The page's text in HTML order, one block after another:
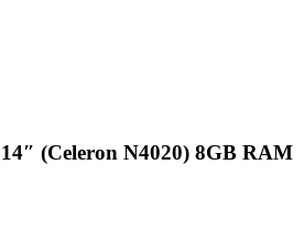
(Celeron N4020) 8GB RAM